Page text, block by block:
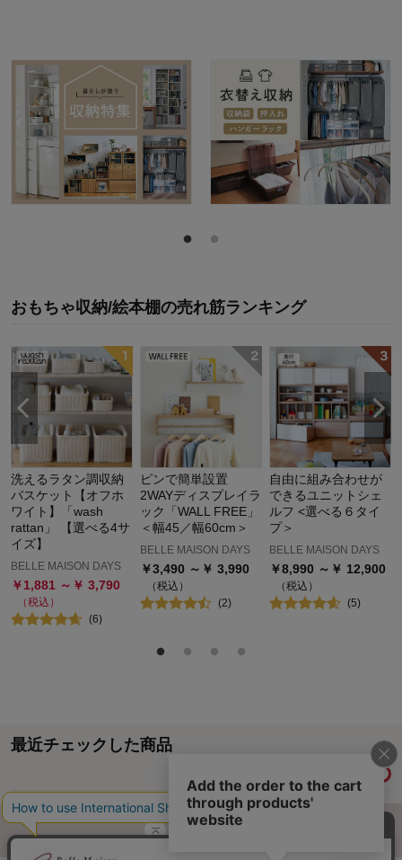
おもちゃ収納/絵本棚の売れ筋ランキング
洗えるラタン調収納
バスケット【オフホ
ワイト】「wash
rattan」 【選べる4サ
イズ】
BELLE MAISON DAYS
￥1,881 ～￥ 3,790
（税込）
(6)
ピンで簡単設置
2WAYディスプレイラ
ック「WALL FREE」
＜幅45／幅60cm＞
BELLE MAISON DAYS
￥3,490 ～￥ 3,990
（税込）
(2)
自由に組み合わせが
できるユニットシェ
ルフ <選べる６タイ
プ＞
BELLE MAISON DAYS
￥8,990 ～￥ 12,900
（税込）
(5)
最近チェックした商品